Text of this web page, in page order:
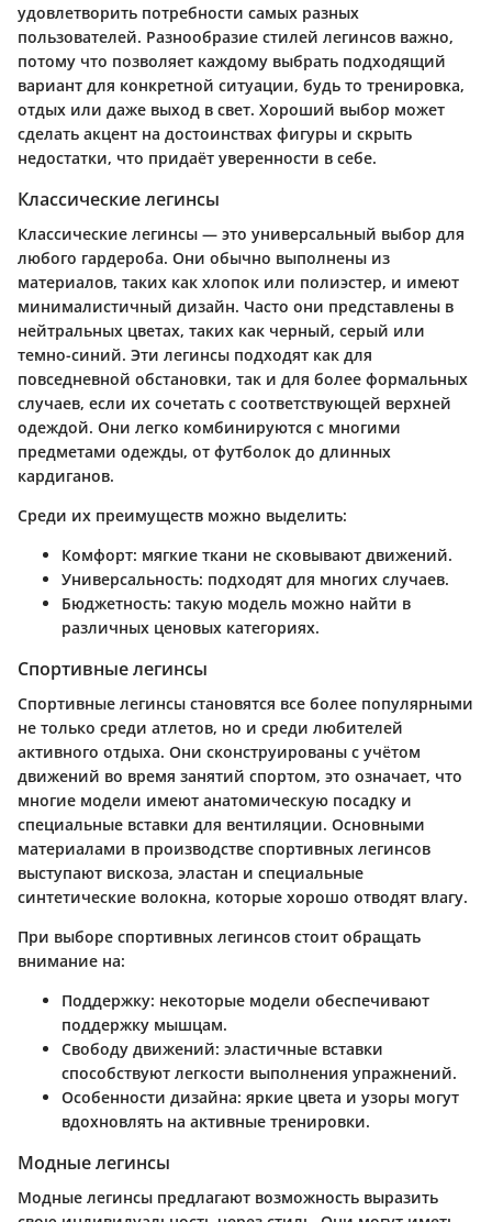
удовлетворить потребности самых разных
пользователей. Разнообразие стилей легинсов важно,
потому что позволяет каждому выбрать подходящий
вариант для конкретной ситуации, будь то тренировка,
отдых или даже выход в свет. Хороший выбор может
сделать акцент на достоинствах фигуры и скрыть
недостатки, что придаёт уверенности в себе.
Классические легинсы
Классические легинсы — это универсальный выбор для
любого гардероба. Они обычно выполнены из
материалов, таких как хлопок или полиэстер, и имеют
минималистичный дизайн. Часто они представлены в
нейтральных цветах, таких как черный, серый или
темно-синий. Эти легинсы подходят как для
повседневной обстановки, так и для более формальных
случаев, если их сочетать с соответствующей верхней
одеждой. Они легко комбинируются с многими
предметами одежды, от футболок до длинных
кардиганов.
Среди их преимуществ можно выделить:
Комфорт: мягкие ткани не сковывают движений.
Универсальность: подходят для многих случаев.
Бюджетность: такую модель можно найти в
различных ценовых категориях.
Спортивные легинсы
Спортивные легинсы становятся все более популярными
не только среди атлетов, но и среди любителей
активного отдыха. Они сконструированы с учётом
движений во время занятий спортом, это означает, что
многие модели имеют анатомическую посадку и
специальные вставки для вентиляции. Основными
материалами в производстве спортивных легинсов
выступают вискоза, эластан и специальные
синтетические волокна, которые хорошо отводят влагу.
При выборе спортивных легинсов стоит обращать
внимание на:
Поддержку: некоторые модели обеспечивают
поддержку мышцам.
Свободу движений: эластичные вставки
способствуют легкости выполнения упражнений.
Особенности дизайна: яркие цвета и узоры могут
вдохновлять на активные тренировки.
Модные легинсы
Модные легинсы предлагают возможность выразить